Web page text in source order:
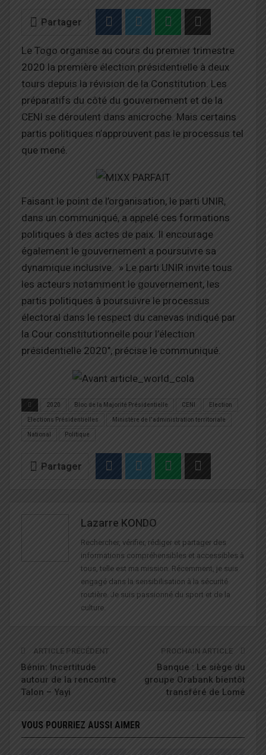
Partager
Le Togo organise au cours du premier trimestre
2020 la première élection présidentielle à deux
tours depuis la révision de la Constitution. Les
préparatifs du côté du gouvernement et de la
CENI se déroulent dans anicroche. Mais certains
partis politiques n’approuvent pas le processus tel
que mené.
Faisant le point de l’organisation, le parti UNIR,
dans un communiqué, a appelé ces formations
politiques à des actes de paix. Il encourage
également le gouvernement a poursuivre sa
dynamique inclusive. » Le parti UNIR invite tous
les acteurs notamment le gouvernement, les
partis politiques à poursuivre le processus
électoral dans le respect du canevas indiqué par
la Cour constitutionnelle pour l’élection
présidentielle 2020″, précise le communiqué.
2020 Bloc de la Majorité Présidentielle CENI Election
Elections Présidentielles Ministère de l'administration territoriale
National Politique
Partager
Lazarre KONDO
Rechercher, vérifier, rédiger et partager des
informations compréhensibles et accessibles à
tous, telle est ma mission. Récemment, je suis
engagé dans la sensibilisation à la sécurité
routière. Je suis passionné du sport et de la
culture.
ARTICLE PRÉCÉDENT
Bénin: Incertitude
autour de la rencontre
Talon – Yayi
PROCHAIN ARTICLE
Banque : Le siège du
groupe Orabank bientôt
transféré de Lomé
VOUS POURRIEZ AUSSI AIMER